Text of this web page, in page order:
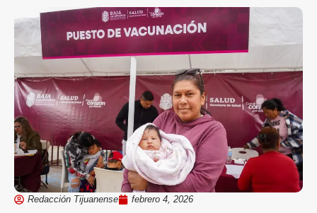
Redacción Tijuanense febrero 4, 2026